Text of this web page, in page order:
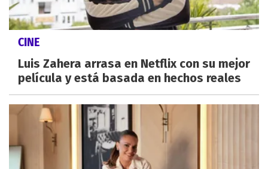
CINE
Luis Zahera arrasa en Netflix con su mejor
película y está basada en hechos reales